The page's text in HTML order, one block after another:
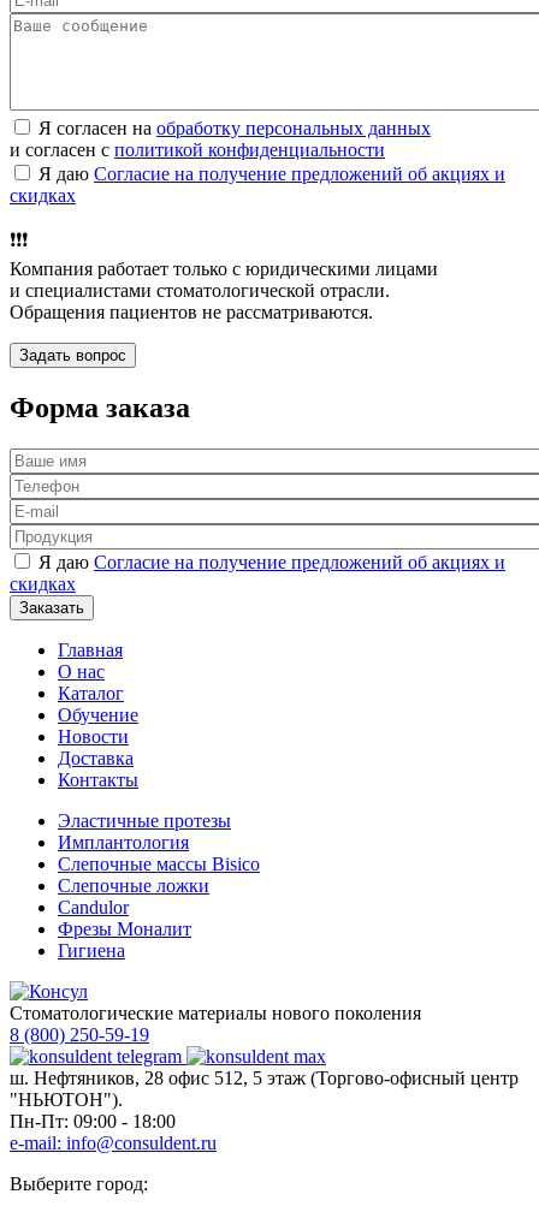
Я согласен на обработку персональных данных
и согласен с политикой конфиденциальности
Я даю Согласие на получение предложений об акциях и
скидках
❗️❗️❗️
Компания работает только с юридическими лицами
и специалистами стоматологической отрасли.
Обращения пациентов не рассматриваются.
Форма заказа
Я даю Согласие на получение предложений об акциях и
скидках
Главная
О нас
Каталог
Обучение
Новости
Доставка
Контакты
Эластичные протезы
Имплантология
Слепочные массы Bisico
Слепочные ложки
Candulor
Фрезы Моналит
Гигиена
Стоматологические материалы нового поколения
8 (800) 250-59-19
ш. Нефтяников, 28 офис 512, 5 этаж (Торгово-офисный центр
"НЬЮТОН").
Пн-Пт: 09:00 - 18:00
e-mail: info@consuldent.ru
Выберите город: